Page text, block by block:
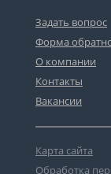
Задать вопрос
Форма
О компании
Контакты
Вакансии
Карта сайта
Обработка